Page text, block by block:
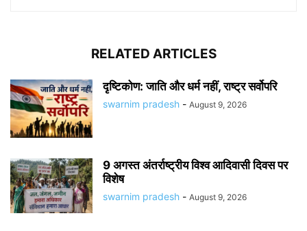
RELATED ARTICLES
दृष्टिकोण: जाति और धर्म नहीं, राष्ट्र सर्वोपरि
swarnim pradesh - August 9, 2026
9 अगस्त अंतर्राष्ट्रीय विश्व आदिवासी दिवस पर
विशेष
swarnim pradesh - August 9, 2026